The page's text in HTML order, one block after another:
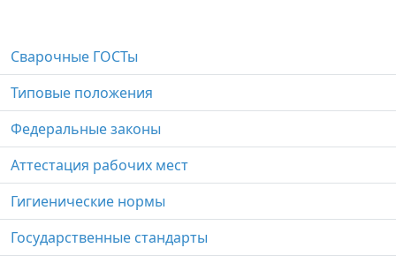
Сварочные ГОСТы
Типовые положения
Федеральные законы
Аттестация рабочих мест
Гигиенические нормы
Государственные стандарты